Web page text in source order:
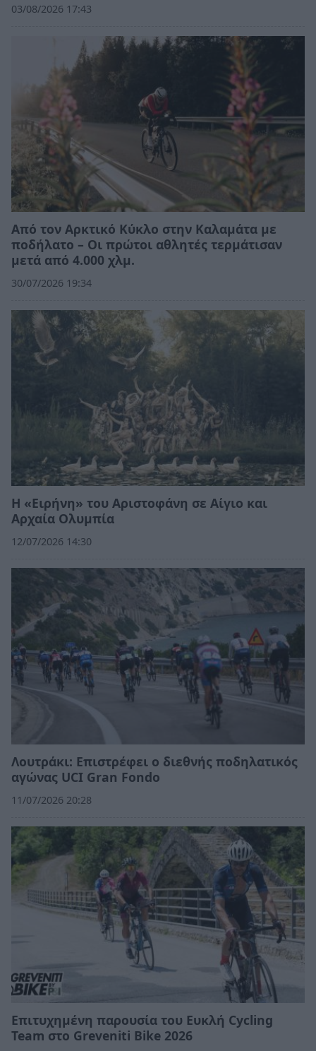
03/08/2026 17:43
Από τον Αρκτικό Κύκλο στην Καλαμάτα με
ποδήλατο – Οι πρώτοι αθλητές τερμάτισαν
μετά από 4.000 χλμ.
30/07/2026 19:34
Η «Ειρήνη» του Αριστοφάνη σε Αίγιο και
Αρχαία Ολυμπία
12/07/2026 14:30
Λουτράκι: Επιστρέφει ο διεθνής ποδηλατικός
αγώνας UCI Gran Fondo
11/07/2026 20:28
Επιτυχημένη παρουσία του Ευκλή Cycling
Team στο Greveniti Bike 2026